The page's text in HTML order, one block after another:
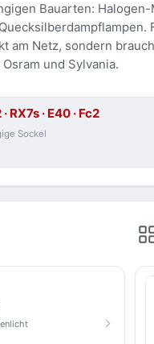
Bauarten:
am Netz, sondern
und Sylvania.
· RX7s · E40 · Fc2
Sockel